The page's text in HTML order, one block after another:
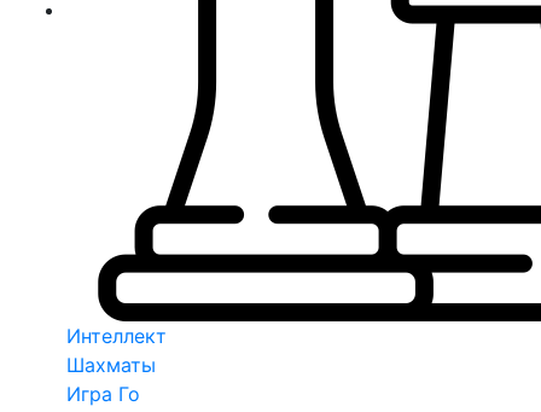
Интеллект
Шахматы
Игра Го